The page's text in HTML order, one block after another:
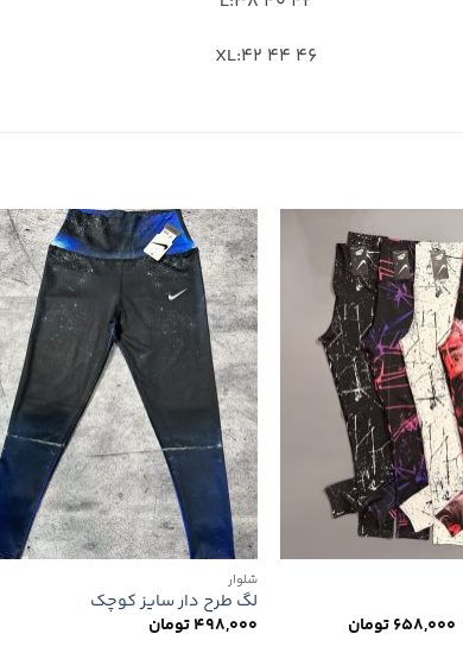
XL:42 44 46
افزودن
علاقه
مندی
ها
قیمت
658,000تومان
شلوار
لگ طرح دار سایز کوچک
498,000تومان